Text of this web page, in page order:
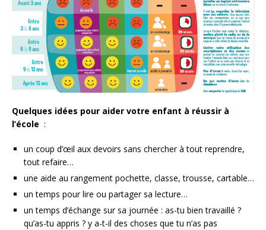
Quelques idées pour aider votre enfant à réussir à
l’école :
un coup d’œil aux devoirs sans chercher à tout reprendre,
tout refaire…
une aide au rangement pochette, classe, trousse, cartable…
un temps pour lire ou partager sa lecture…
un temps d’échange sur sa journée : as-tu bien travaillé ?
qu’as-tu appris ? y a-t-il des choses que tu n’as pas